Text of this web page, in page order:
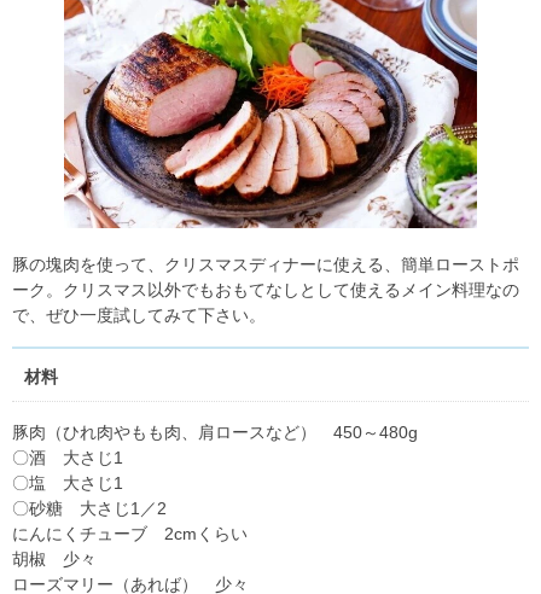
豚の塊肉を使って、クリスマスディナーに使える、簡単ローストポ
ーク。クリスマス以外でもおもてなしとして使えるメイン料理なの
で、ぜひ一度試してみて下さい。
材料
豚肉（ひれ肉やもも肉、肩ロースなど） 450～480g
〇酒 大さじ1
〇塩 大さじ1
〇砂糖 大さじ1／2
にんにくチューブ 2cmくらい
胡椒 少々
ローズマリー（あれば） 少々